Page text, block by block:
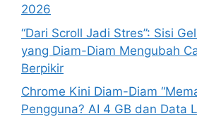
2026
“Dari Scroll Jadi Stres”: Sisi
yang Diam-Diam Mengubah
Berpikir
Chrome Kini Diam-Diam
Pengguna? AI 4 GB dan Data